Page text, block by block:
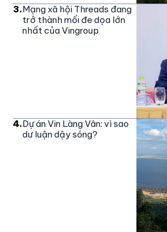
3.Mạng xã hội Threads đang
trở thành mối đe dọa lớn
nhất của Vingroup
4.Dự án Vin Làng Vân: vì sao
dư luận dậy sóng?